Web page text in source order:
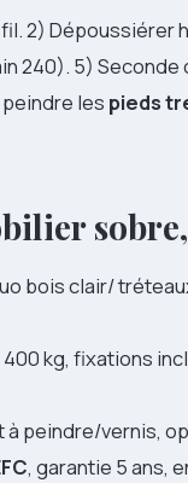
2)
240). 5)
les pieds
bois clair/
400 kg, fixations
à peindre/vernis,
, garantie 5 ans,